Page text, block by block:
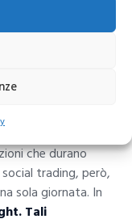
che durano
trading, però,
sola giornata. In
Tali